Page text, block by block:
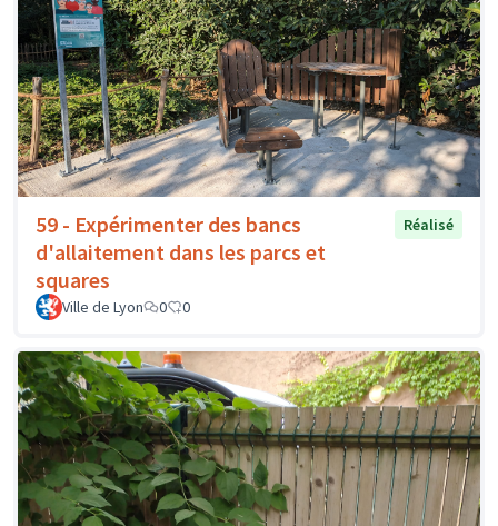
59 - Expérimenter des bancs
d'allaitement dans les parcs et
squares
Réalisé
Ville de Lyon 0 0